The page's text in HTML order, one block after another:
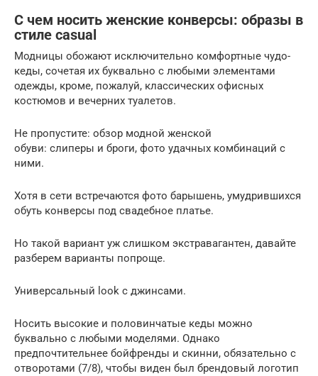
С чем носить женские конверсы: образы в
стиле casual
Модницы обожают исключительно комфортные чудо-
кеды, сочетая их буквально с любыми элементами
одежды, кроме, пожалуй, классических офисных
костюмов и вечерних туалетов.
Не пропустите: обзор модной женской
обуви: слиперы и броги, фото удачных комбинаций с
ними.
Хотя в сети встречаются фото барышень, умудрившихся
обуть конверсы под свадебное платье.
Но такой вариант уж слишком экстравагантен, давайте
разберем варианты попроще.
Универсальный look с джинсами.
Носить высокие и половинчатые кеды можно
буквально с любыми моделями. Однако
предпочтительнее бойфренды и скинни, обязательно с
отворотами (7/8), чтобы виден был брендовый логотип